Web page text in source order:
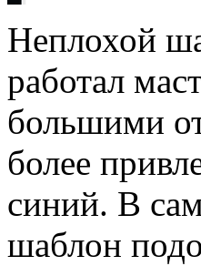
Неплохой
работал
большими
более
синий. В
шаблон